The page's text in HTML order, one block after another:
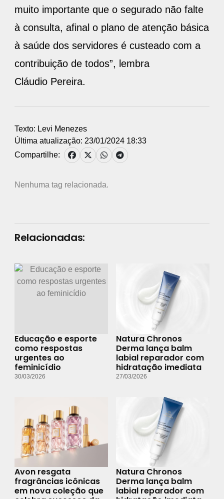
muito importante que o segurado não falte
à consulta, afinal o plano de atenção básica
à saúde dos servidores é custeado com a
contribuição de todos”, lembra
Cláudio Pereira.
Texto: Levi Menezes
Última atualização: 23/01/2024 18:33
Compartilhe:
Nenhuma tag relacionada.
Relacionadas:
Educação e esporte
como respostas
urgentes ao
feminicídio
30/03/2026
Natura Chronos
Derma lança balm
labial reparador com
hidratação imediata
27/03/2026
Avon resgata
fragrâncias icônicas
em nova coleção que
Natura Chronos
Derma lança balm
labial reparador com